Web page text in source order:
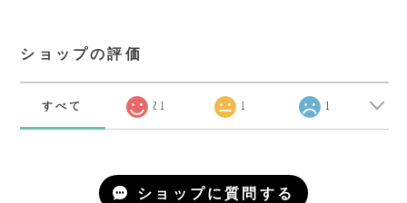
ショップの評価
すべて 21 1 1
ショップに質問する